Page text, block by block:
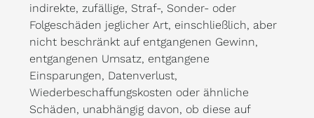
indirekte, zufällige, Straf-, Sonder- oder
Folgeschäden jeglicher Art, einschließlich, aber
nicht beschränkt auf entgangenen Gewinn,
entgangenen Umsatz, entgangene
Einsparungen, Datenverlust,
Wiederbeschaffungskosten oder ähnliche
Schäden, unabhängig davon, ob diese auf